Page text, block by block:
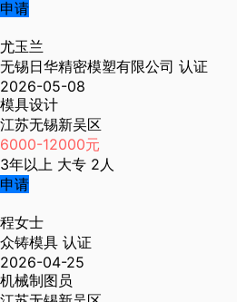
申请
尤玉兰
无锡日华精密模塑有限公司 认证
2026-05-08
模具设计
江苏无锡新吴区
6000-12000元
3年以上 大专 2人
申请
程女士
众铸模具 认证
2026-04-25
机械制图员